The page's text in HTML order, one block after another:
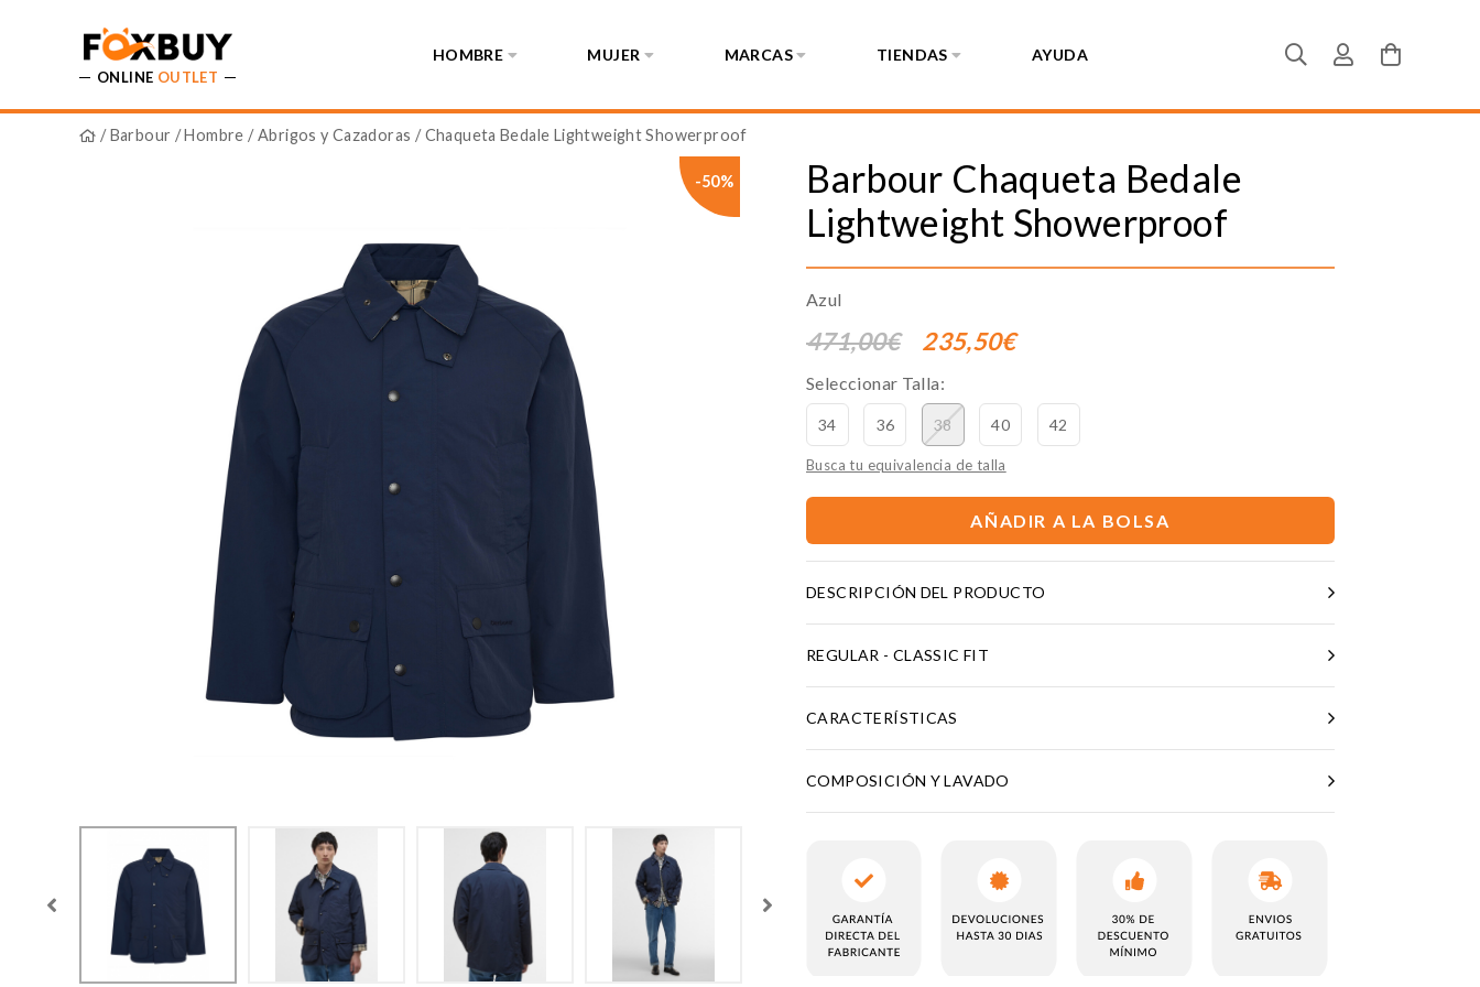
ONLINE OUTLET
HOMBRE MUJER MARCAS TIENDAS AYUDA
/Barbour /Hombre /Abrigos y Cazadoras / Chaqueta Bedale Lightweight Showerproof
-50% Barbour Chaqueta Bedale
Lightweight Showerproof
Azul
471,00€ 235,50€
Seleccionar Talla:
34 36 38 40 42
Busca tu equivalencia de talla
AÑADIR A LA BOLSA
DESCRIPCIÓN DEL PRODUCTO
REGULAR - CLASSIC FIT
CARACTERÍSTICAS
COMPOSICIÓN Y LAVADO
CONFIGURACIÓN DE COOKIES